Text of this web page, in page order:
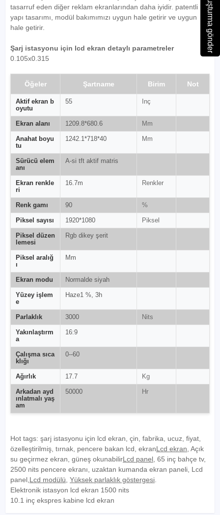
Soruşturma gönder
tasarruf eden diğer reklam ekranlarından daha iyidir. patentli
yapı tasarımı, modül bakımımızı uygun hale getirir ve uygun
hale getirir.
Şarj istasyonu için lcd ekran detaylı parametreler
0.105x0.315
Öğeler Şartname Birim Not
Aktif ekran b
oyutu
55 Inç
Ekran alanı 1209.8*680.6 Mm
Anahat boyu
tu
1242.1*718*40 Mm
Sürücü elem
anı
A-si tft aktif matris
Ekran renkle
ri
16.7m Renkler
Renk gamı 90 %
Piksel sayısı 1920*1080 Piksel
Piksel düzen
lemesi
Rgb dikey şerit
Piksel aralığ
ı
Mm
Ekran modu Normalde siyah
Yüzey işlem
e
Haze1 %, 3h
Parlaklık 3000 Nits
Yakınlaştırm
a
16:9
Çalışma sıca
klığı
0--60
Ağırlık 17.7 Kg
Arkadan ayd
ınlatmalı yaş
am
50000 Hr
Hot tags: şarj istasyonu için lcd ekran, çin, fabrika, ucuz, fiyat,
özelleştirilmiş, tırnak, pencere bakan lcd, ekranLcd ekran, Açık
su geçirmez ekran, güneş okunabilirLcd panel, 65 inç bahçe tv,
2500 nits pencere ekranı, uzaktan kumanda ekran paneli, Lcd
panel,Lcd modülü, Yüksek parlaklık göstergesi.
Elektronik istasyon lcd ekran 1500 nits
10.1 inç ekspres kabine lcd ekran